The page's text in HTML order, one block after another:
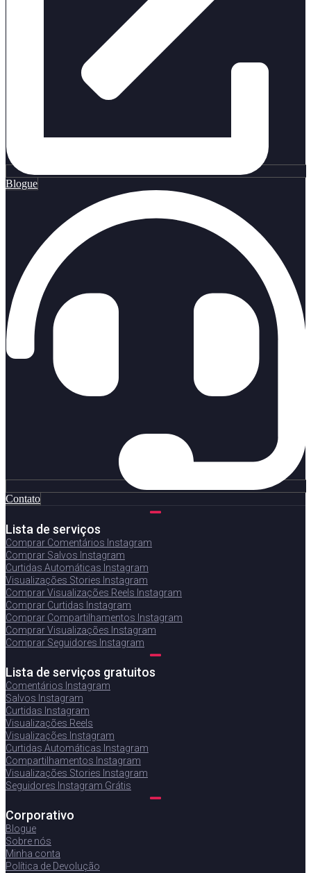
Blogue
Contato
Lista de serviços
Comprar Comentários Instagram
Comprar Salvos Instagram
Curtidas Automáticas Instagram
Visualizações Stories Instagram
Comprar Visualizações Reels Instagram
Comprar Curtidas Instagram
Comprar Compartilhamentos Instagram
Comprar Visualizações Instagram
Comprar Seguidores Instagram
Lista de serviços gratuitos
Comentários Instagram
Salvos Instagram
Curtidas Instagram
Visualizações Reels
Visualizações Instagram
Curtidas Automáticas Instagram
Compartilhamentos Instagram
Visualizações Stories Instagram
Seguidores Instagram Grátis
Corporativo
Blogue
Sobre nós
Minha conta
Política de Devolução